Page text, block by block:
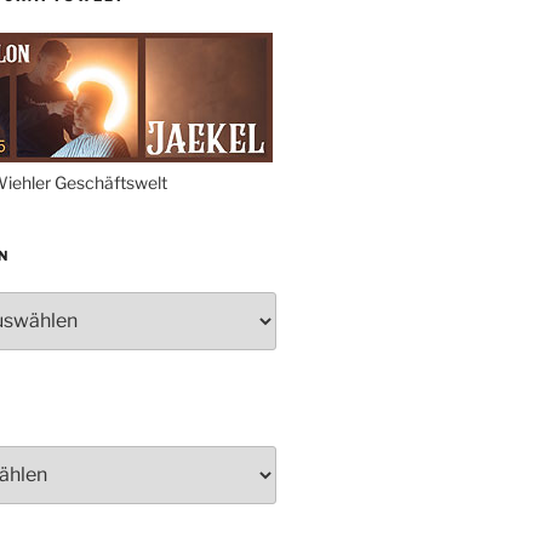
der Tollitäten
Bielsteiner Männerchor
Volkstrauertag am Ehrenmal
Anknipsfest an der
Oberbantenberger Kirche
Frauenchor
Oberbantenberg
im Ev. Gemeindehaus
Burghaus
rund um die
Geschäftswelt